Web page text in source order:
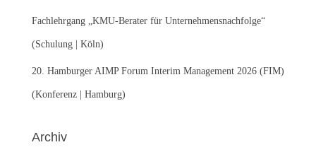
Fachlehrgang „KMU-Berater für Unternehmensnachfolge“
(Schulung | Köln)
20. Hamburger AIMP Forum Interim Management 2026 (FIM)
(Konferenz | Hamburg)
Archiv